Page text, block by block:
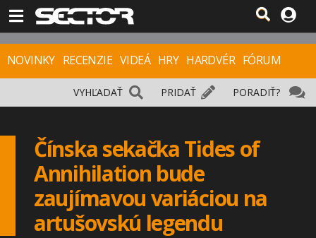
NOVINKY RECENZIE VIDEÁ HRY HARDVÉR FÓRUM
PORADIŤ?
PRIDAŤ
VYHĽADAŤ
Čínska sekačka Tides of
Annihilation bude
zaujímavou variáciou na
artušovskú legendu